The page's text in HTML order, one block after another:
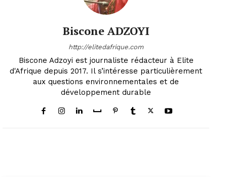
Biscone ADZOYI
http://elitedafrique.com
Biscone Adzoyi est journaliste rédacteur à Elite
d'Afrique depuis 2017. Il s’intéresse particulièrement
aux questions environnementales et de
développement durable